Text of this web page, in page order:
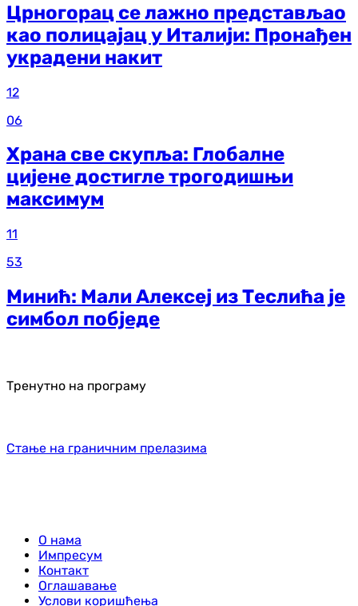
Црногорац се лажно представљао
као полицајац у Италији: Пронађен
украдени накит
12
06
Храна све скупља: Глобалне
цијене достигле трогодишњи
максимум
11
53
Минић: Мали Алексеј из Теслића је
симбол побједе
Тренутно на програму
Стање на граничним прелазима
О нама
Импресум
Контакт
Оглашавање
Услови коришћења